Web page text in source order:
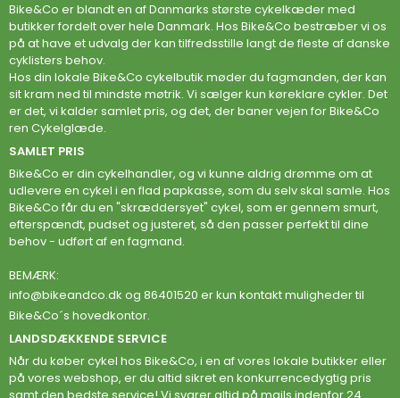
Bike&Co er blandt en af Danmarks største cykelkæder med
butikker fordelt over hele Danmark. Hos Bike&Co bestræber vi os
på at have et udvalg der kan tilfredsstille langt de fleste af danske
cyklisters behov.
Hos din lokale Bike&Co cykelbutik møder du fagmanden, der kan
sit kram ned til mindste møtrik. Vi sælger kun køreklare cykler. Det
er det, vi kalder samlet pris, og det, der baner vejen for Bike&Co
ren Cykelglæde.
SAMLET PRIS
Bike&Co er din cykelhandler, og vi kunne aldrig drømme om at
udlevere en cykel i en flad papkasse, som du selv skal samle. Hos
Bike&Co får du en "skræddersyet" cykel, som er gennem smurt,
efterspændt, pudset og justeret, så den passer perfekt til dine
behov - udført af en fagmand.
BEMÆRK:
info@bikeandco.dk og 86401520 er kun kontakt muligheder til
Bike&Co´s hovedkontor.
LANDSDÆKKENDE SERVICE
Når du køber cykel hos Bike&Co, i en af vores lokale butikker eller
på vores webshop, er du altid sikret en konkurrencedygtig pris